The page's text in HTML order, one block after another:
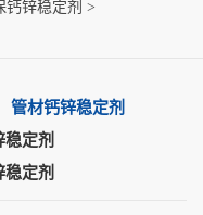
钙锌稳定剂
管材钙锌稳定剂
定剂
定剂